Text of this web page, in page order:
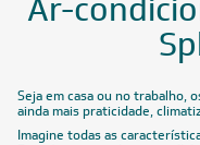
Ar-
Seja em casa ou no trabalho,
ainda mais praticidade,
Imagine todas as